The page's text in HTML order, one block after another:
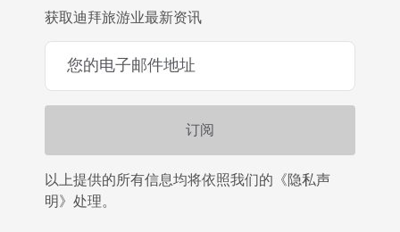
获取迪拜旅游业最新资讯
以上提供的所有信息均将依照我们的《隐私声
明》处理。